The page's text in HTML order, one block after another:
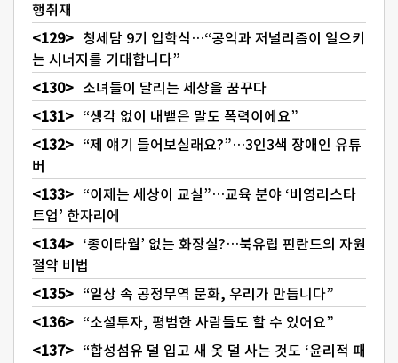
행취재
청세담 9기 입학식…“공익과 저널리즘이 일으키
는 시너지를 기대합니다”
소녀들이 달리는 세상을 꿈꾸다
“생각 없이 내뱉은 말도 폭력이에요”
“제 얘기 들어보실래요?”…3인3색 장애인 유튜
버
“이제는 세상이 교실”…교육 분야 ‘비영리스타
트업’ 한자리에
‘종이타월’ 없는 화장실?…북유럽 핀란드의 자원
절약 비법
“일상 속 공정무역 문화, 우리가 만듭니다”
“소셜투자, 평범한 사람들도 할 수 있어요”
“합성섬유 덜 입고 새 옷 덜 사는 것도 ‘윤리적 패